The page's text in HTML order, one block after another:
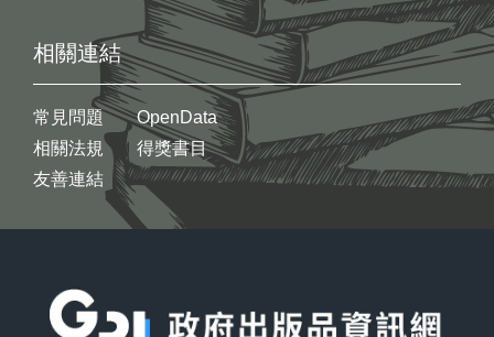
相關連結
常見問題
相關法規
友善連結
OpenData
得獎書目